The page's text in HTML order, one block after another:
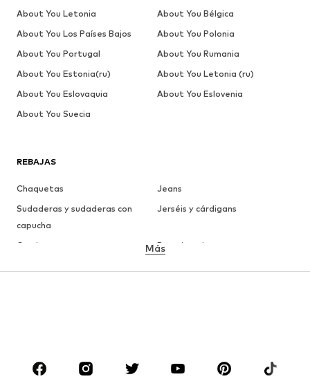
REBAJAS
Chaquetas
Jeans
Sudaderas y sudaderas con
capucha
Jerséis y cárdigans
Camisetas
Ropa interior
ROPA
Más
About You Letonia
About You Bélgica
About You Los Países Bajos
About You Polonia
About You Portugal
About You Rumania
About You Estonia(ru)
About You Letonia (ru)
About You Eslovaquia
About You Eslovenia
About You Suecia